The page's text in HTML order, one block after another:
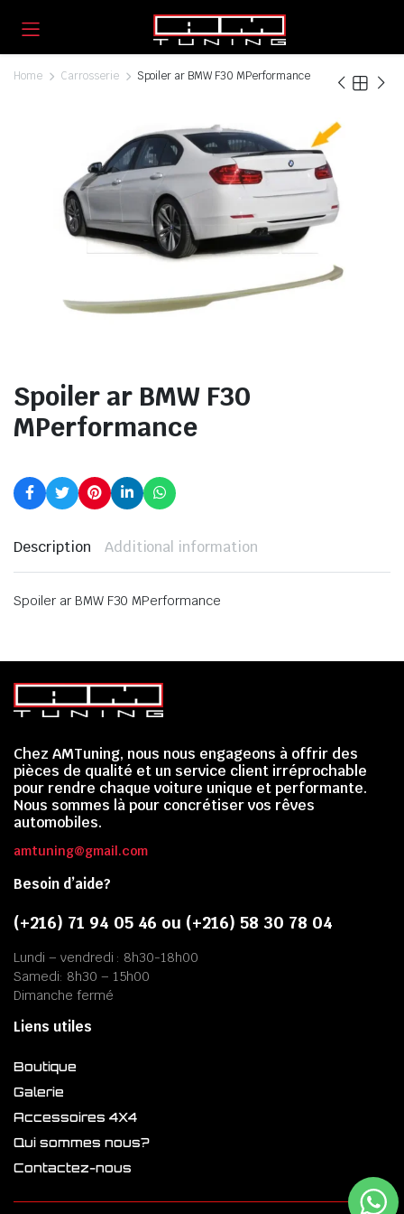
Home Carrosserie Spoiler ar BMW F30 MPerformance
Spoiler ar BMW F30
MPerformance
Description Additional information
Spoiler ar BMW F30 MPerformance
Chez AMTuning, nous nous engageons à offrir des
pièces de qualité et un service client irréprochable
pour rendre chaque voiture unique et performante.
Nous sommes là pour concrétiser vos rêves
automobiles.
amtuning@gmail.com
Besoin d’aide?
(+216) 71 94 05 46 ou (+216) 58 30 78 04
Lundi – vendredi : 8h30-18h00
Samedi: 8h30 – 15h00
Dimanche fermé
Liens utiles
Boutique
Galerie
Accessoires 4X4
Qui sommes nous?
Contactez-nous